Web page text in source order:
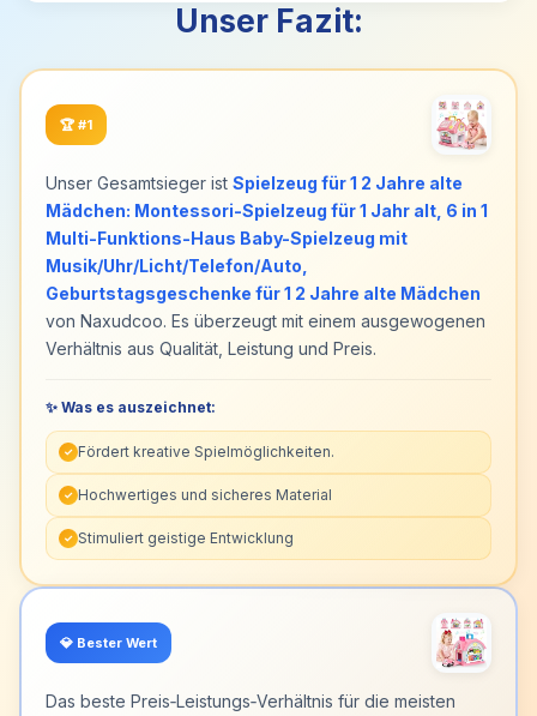
🎁Geschenk für 1-5 Jahr Mädchen: Unsere
für Kinder im Alter von 1 bis 5 Jahren zu
Geburtstagen, Weihnachten, Thanksgiving,
Neujahr und Kindertag. Die farbenfrohe,
kindgerechte Multifunktions-Lernplatte wird Ihre
Kinder lange Zeit erfreuen. Und Sie müssen sich
keine Sorgen mehr darüber machen, dass Kinder
an Wänden oder Tischen kritzeln.
Unser Fazit:
🏆 #1
Unser Gesamtsieger ist Spielzeug für 1 2 Jahre alte
Mädchen: Montessori-Spielzeug für 1 Jahr alt, 6 in 1
Multi-Funktions-Haus Baby-Spielzeug mit
Musik/Uhr/Licht/Telefon/Auto,
Geburtstagsgeschenke für 1 2 Jahre alte Mädchen
von Naxudcoo. Es überzeugt mit einem ausgewogenen
Verhältnis aus Qualität, Leistung und Preis.
✨ Was es auszeichnet:
✓ Fördert kreative Spielmöglichkeiten.
✓ Hochwertiges und sicheres Material
✓ Stimuliert geistige Entwicklung
💎 Bester Wert
Das beste Preis‑Leistungs‑Verhältnis für die meisten